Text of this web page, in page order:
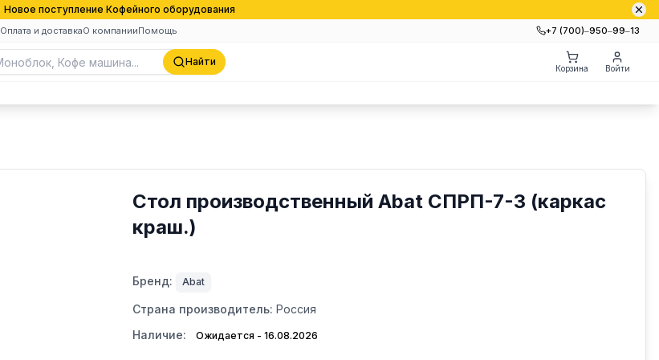
Новое поступление Кофейного оборудования
Оплата и доставкаО компанииПомощь +7 (700)‒950‒99‒13
Найти
Корзина Войти
Стол производственный Abat СПРП-7-3 (каркас
краш.)
Бренд: Abat
Страна производитель: Россия
Наличие:
Ожидается - 16.08.2026